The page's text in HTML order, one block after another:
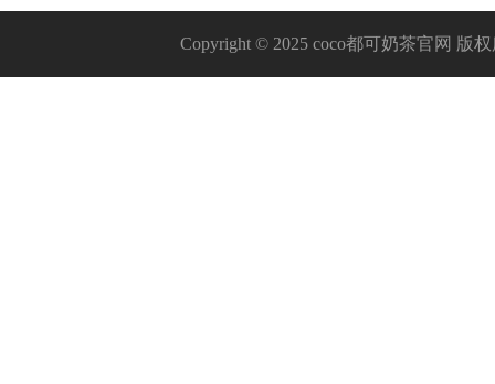
Copyright © 2025 coco都可奶茶官网 版